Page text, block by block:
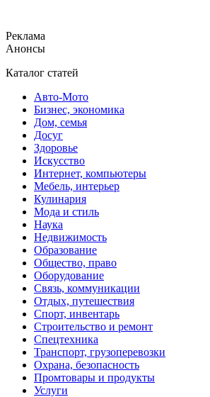
Реклама
Анонсы
Каталог статей
Авто-Мото
Бизнес, экономика
Дом, семья
Досуг
Здоровье
Искусство
Интернет, компьютеры
Мебель, интерьер
Кулинария
Мода и стиль
Наука
Недвижимость
Образование
Общество, право
Оборудование
Связь, коммуникации
Отдых, путешествия
Спорт, инвентарь
Строительство и ремонт
Спецтехника
Транспорт, грузоперевозки
Охрана, безопасность
Промтовары и продукты
Услуги